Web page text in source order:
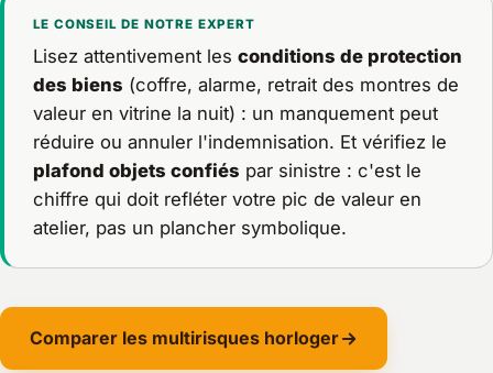
LE CONSEIL DE NOTRE EXPERT
Lisez attentivement les conditions de protection
des biens (coffre, alarme, retrait des montres de
valeur en vitrine la nuit) : un manquement peut
réduire ou annuler l'indemnisation. Et vérifiez le
plafond objets confiés par sinistre : c'est le
chiffre qui doit refléter votre pic de valeur en
atelier, pas un plancher symbolique.
Comparer les multirisques horloger